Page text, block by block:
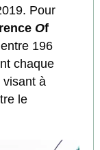
Pour
Of
196
chaque
visant à
le